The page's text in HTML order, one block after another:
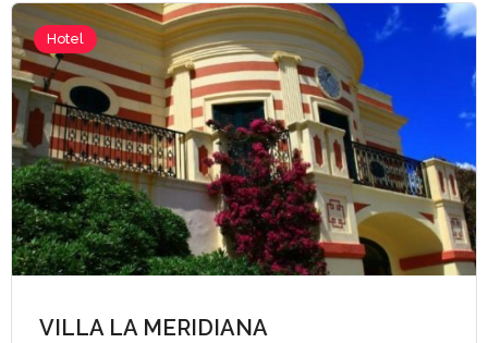
A partire da
Hotel
VILLA LA MERIDIANA